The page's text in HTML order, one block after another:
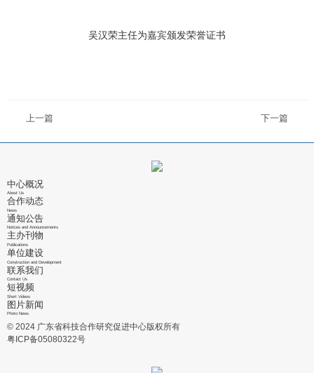
吴汉荣主任为嘉宾颁发荣誉证书
上一篇 下一篇
中心概况
About Us
合作动态
News
通知公告
Notices and Announcements
主办刊物
Publications
单位建设
Construction and Development
联系我们
Contact Us
短视频
Short Videos
图片新闻
Photo News
© 2024 广东省科技合作研究促进中心版权所有
粤ICP备05080322号